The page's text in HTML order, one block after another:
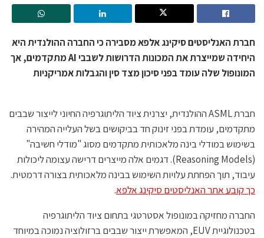
חברת האנליסטים סיקינג אלפא מסבירה כי החברה ההולנדית היא
היחידה שמייצרת את המכונות הדרושות לשבבי AI מתקדמים, אך
המונופול שלה עומד בפני סיכון מצד סין והגבלות אמריקניות
חברת ASML ההולנדית, יצרנית ציוד הליתוגרפיה החיוני לייצור שבבים
מתקדמים, עומדת בפני זינוק חד בביקושים בשל העלייה המהירה
בשימוש במודלי בינה מלאכותית מתקדמים מסוג "מודלי חשיבה"
(Reasoning Models). דגמים אלה מייצרים דרישה עצומה ליכולות
עיבוד, תוך הפחתת עלויות השימוש בבינה מלאכותית בצורה דרמטית.
כך קובע אתר האנליסטים סיקינג אלפא.
החברה מחזיקה במונופול אסטרטגי בתחום ציוד הליתוגרפיה
בטכנולוגיית EUV, המאפשרת ייצור שבבים ברזולוציה נמוכה במיוחד